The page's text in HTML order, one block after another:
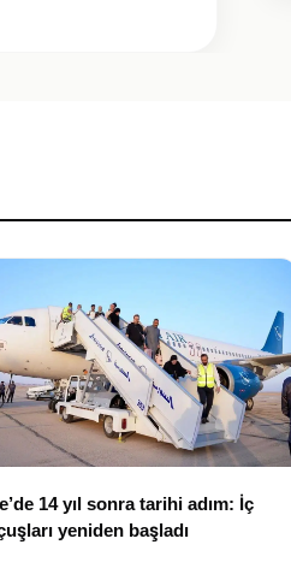
14 yıl sonra tarihi adım: İç
yeniden başladı